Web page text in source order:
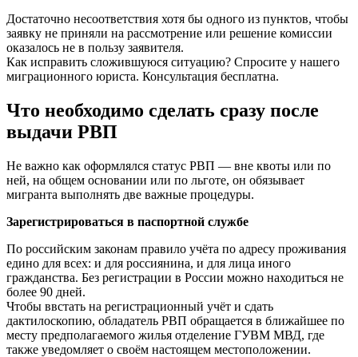
Достаточно несоответствия хотя бы одного из пунктов, чтобы
заявку не приняли на рассмотрение или решение комиссии
оказалось не в пользу заявителя.
Как исправить сложившуюся ситуацию? Спросите у нашего
миграционного юриста. Консультация бесплатна.
Что необходимо сделать сразу после
выдачи РВП
Не важно как оформлялся статус РВП — вне квоты или по
ней, на общем основании или по льготе, он обязывает
мигранта выполнять две важные процедуры.
Зарегистрироваться в паспортной службе
По российским законам правило учёта по адресу проживания
едино для всех: и для россиянина, и для лица иного
гражданства. Без регистрации в России можно находиться не
более 90 дней.
Чтобы ввстать на регистрационный учёт и сдать
дактилоскопию, обладатель РВП обращается в ближайшее по
месту предполагаемого жилья отделение ГУВМ МВД, где
также уведомляет о своём настоящем местоположении.